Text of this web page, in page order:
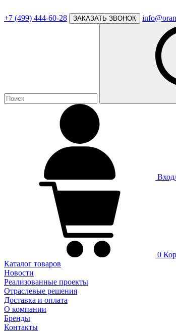
+7 (499) 444-60-28 ЗАКАЗАТЬ ЗВОНОК
0
Каталог товаров
Новости
Реализованные проекты
Отраслевые решения
Доставка и оплата
О компании
Бренды
Контакты